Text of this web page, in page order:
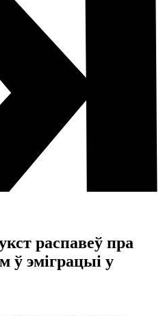
распавеў пра
ў эміграцыі у